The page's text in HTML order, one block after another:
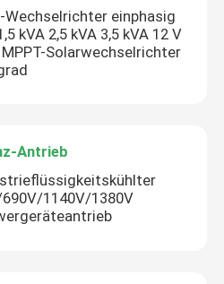
einphasig
kVA 2,5 kVA 3,5 kVA 12 V
Solarwechselrichter
Antrieb
1140V/1380V